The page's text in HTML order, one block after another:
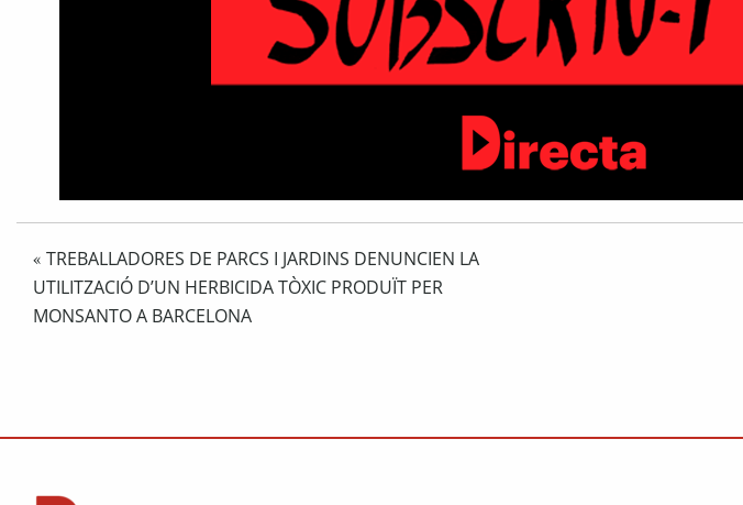
« TREBALLADORES DE PARCS I JARDINS DENUNCIEN LA
UTILITZACIÓ D’UN HERBICIDA TÒXIC PRODUÏT PER
MONSANTO A BARCELONA